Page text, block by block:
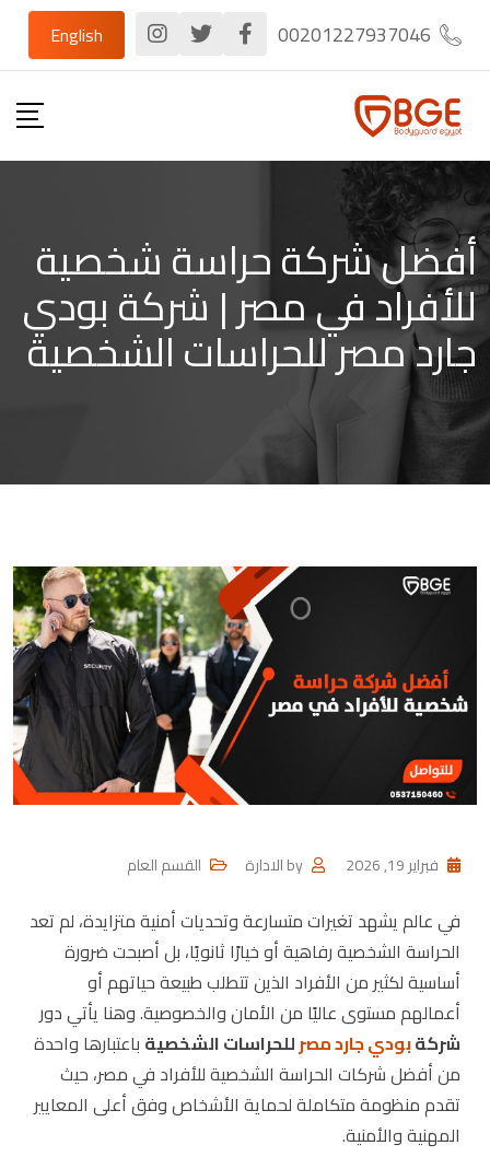
content
00201227937046
English
أفضل شركة حراسة شخصية
للأفراد في مصر | شركة بودي
جارد مصر للحراسات الشخصية
فبراير 19, 2026 byالادارة القسم العام
في عالم يشهد تغيرات متسارعة وتحديات أمنية متزايدة، لم تعد
الحراسة الشخصية رفاهية أو خيارًا ثانويًا، بل أصبحت ضرورة
أساسية لكثير من الأفراد الذين تتطلب طبيعة حياتهم أو
أعمالهم مستوى عاليًا من الأمان والخصوصية. وهنا يأتي دور
شركةبودي جارد مصرللحراسات الشخصية باعتبارها واحدة
من أفضل شركات الحراسة الشخصية للأفراد في مصر، حيث
تقدم منظومة متكاملة لحماية الأشخاص وفق أعلى المعايير
المهنية والأمنية.